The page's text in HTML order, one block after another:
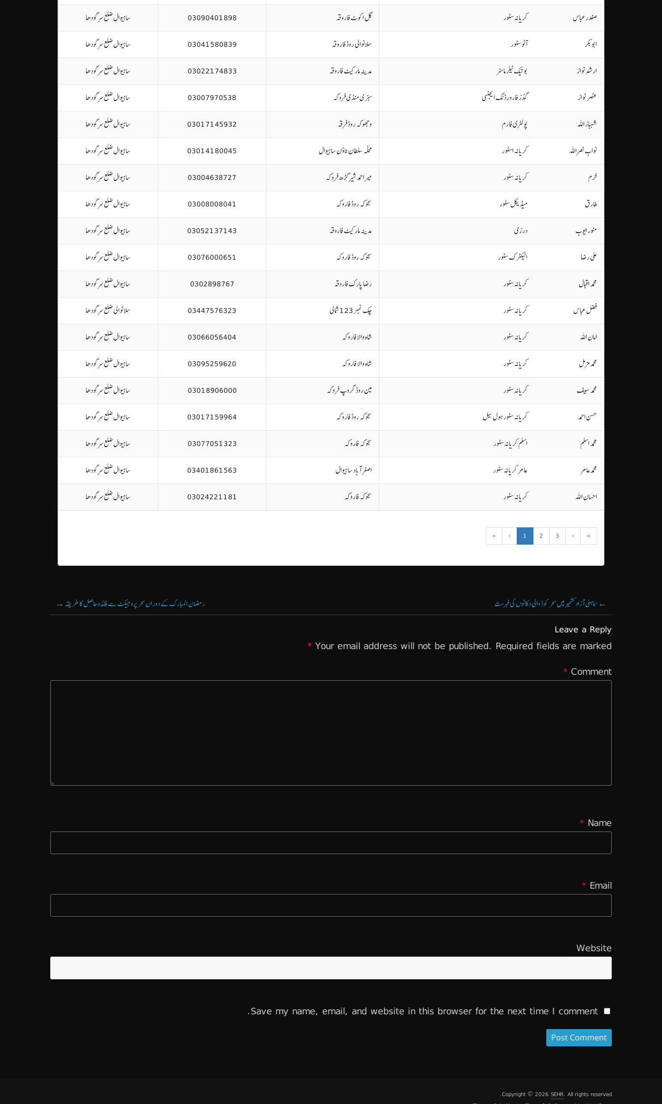
« ‹ 1 2 3 › »
صفدر عباس کریانہ سٹور گل اکوٹ فاروقہ 03090401898 ساہیوال ضلع سرگودھا
ابوبکر آٹو سٹور سلانوالی روڈ فاروقہ 03041580839 ساہیوال ضلع سرگودھا
ارشد نواز بوتیک ٹیلر ماسٹر مدینہ مارکیٹ فاروقہ 03022174833 ساہیوال ضلع سرگودھا
عنصر نواز گڈز فارورڈنگ ایجنسی سبزی منڈی فروکہ 03007970538 ساہیوال ضلع سرگودھا
شہباز اللہ پولٹری فارم وجھوکہ روڈ فرقہ 03017145932 ساہیوال ضلع سرگودھا
نواب نصراللہ کریانہ اسٹور محلہ سلطان ٹاؤن ساہیوال 03014180045 ساہیوال ضلع سرگودھا
خرم کریانہ سٹور میراحمد شیرگڑھ فروکہ 03004638727 ساہیوال ضلع سرگودھا
طارق میڈیکل سٹور سجوکہ روڈ فاروکہ 03008008041 ساہیوال ضلع سرگودھا
منور ایوب درزی مدینہ مارکیٹ فاروقہ 03052137143 ساہیوال ضلع سرگودھا
علی رضا الیکٹرک سٹور سجوکہ روڈ فاروکہ 03076000651 ساہیوال ضلع سرگودھا
محمد اقبال کریانہ سٹور رضا پارک فاروقہ 0302898767 ساہیوال ضلع سرگودھا
فضل عباس کریانہ سٹور چک نمبر 123 شمالی 03447576323 سلانوالی ضلع سرگودھا
امان اللہ کریانہ سٹور شاہ والا فاروکہ 03066056404 ساہیوال ضلع سرگودھا
محمد مزمل کریانہ سٹور شاہ والا فاروکہ 03095259620 ساہیوال ضلع سرگودھا
محمد سیف کریانہ سٹور مین روڈ گروپ فروکہ 03018906000 ساہیوال ضلع سرگودھا
حسن احمد کریانہ سٹور ہول سیل سجوکہ روڈ فاروکہ 03017159964 ساہیوال ضلع سرگودھا
محمد اسلم اسلم کریانہ سٹور سجوکہ فاروکہ 03077051323 ساہیوال ضلع سرگودھا
محمدعامر عامر کریانہ سٹور اصغر آباد ساہیوال 03401861563 ساہیوال ضلع سرگودھا
احسان اللہ کریانہ سٹور سجوکہ فاروکہ 03024221181 ساہیوال ضلع سرگودھا
←سماہنی آزاد کشمیر میں سحر کوڈ والی دکانوں کی فہرست رمضان المبارک کے دوران سحر پروجیکٹ سے فائدہ حاصل کا طریقہ→
Leave a Reply
Your email address will not be published. Required fields are marked
*
Comment
*
Name
*
Email
*
Website
Save my name, email, and website in this browser for the next time I comment.
Copyright © 2026 SEHR. All rights reserved.